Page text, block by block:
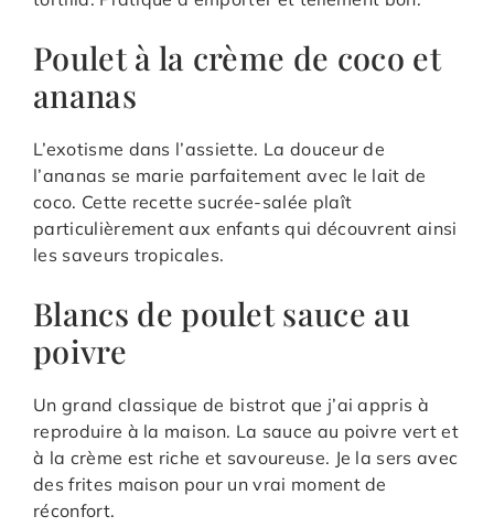
Poulet à la crème de coco et
ananas
L’exotisme dans l’assiette. La douceur de
l’ananas se marie parfaitement avec le lait de
coco. Cette recette sucrée-salée plaît
particulièrement aux enfants qui découvrent ainsi
les saveurs tropicales.
Blancs de poulet sauce au
poivre
Un grand classique de bistrot que j’ai appris à
reproduire à la maison. La sauce au poivre vert et
à la crème est riche et savoureuse. Je la sers avec
des frites maison pour un vrai moment de
réconfort.